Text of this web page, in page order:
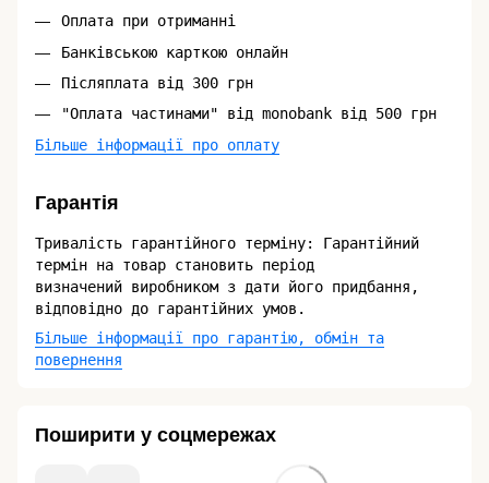
Оплата при отриманні
Банківською карткою онлайн
Післяплата від 300 грн
"Оплата частинами" від monobank від 500 грн
Більше інформації про оплату
Гарантія
Тривалість гарантійного терміну: Гарантійний
термін на товар становить період
визначений виробником з дати його придбання,
відповідно до гарантійних умов.
Більше інформації про гарантію, обмін та
повернення
Поширити у соцмережах